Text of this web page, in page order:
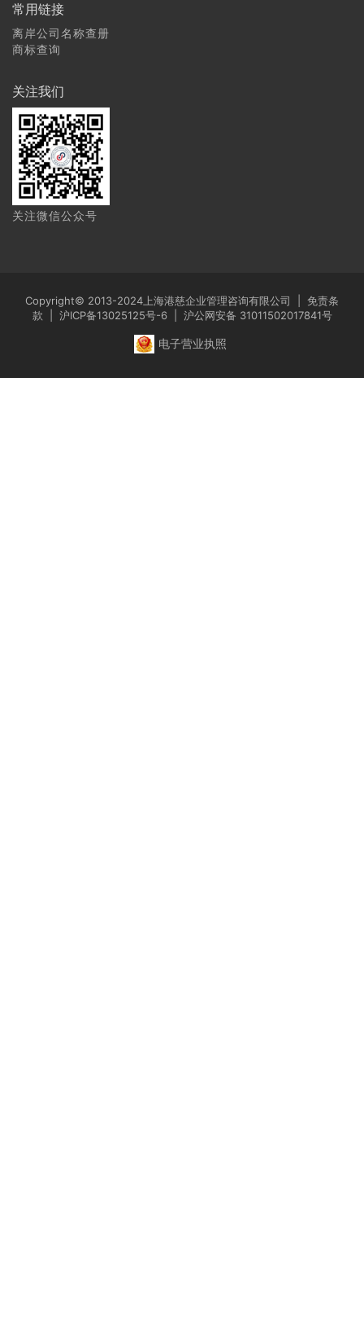
常用链接
离岸公司名称查册
商标查询
关注我们
关注微信公众号
Copyright© 2013-2024上海港慈企业管理咨询有限公司 | 免责条
款
沪ICP备13025125号-6| 沪公网安备 31011502017841号
电子营业执照